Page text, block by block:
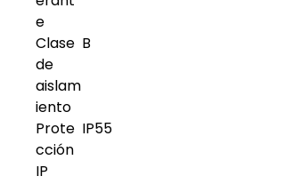
e
Clase
de
aislam
iento
B
Prote
cción
IP
IP55